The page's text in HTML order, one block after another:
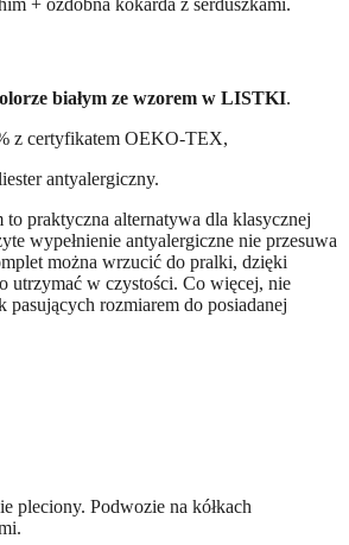
+ ozdobna kokarda z serduszkami.
białym ze wzorem w LISTKI.
z certyfikatem OEKO-TEX,
antyalergiczny.
to praktyczna alternatywa dla klasycznej
wypełnienie antyalergiczne nie przesuwa
można wrzucić do pralki, dzięki
utrzymać w czystości. Co więcej, nie
pasujących rozmiarem do posiadanej
pleciony. Podwozie na kółkach